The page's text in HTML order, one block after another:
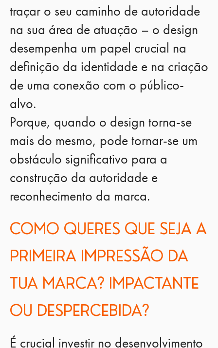
traçar o seu caminho de autoridade
na sua área de atuação – o design
desempenha um papel crucial na
definição da identidade e na criação
de uma conexão com o público-
alvo.
Porque, quando o design torna-se
mais do mesmo, pode tornar-se um
obstáculo significativo para a
construção da autoridade e
reconhecimento da marca.
COMO QUERES QUE SEJA A
PRIMEIRA IMPRESSÃO DA
TUA MARCA? IMPACTANTE
OU DESPERCEBIDA?
É crucial investir no desenvolvimento